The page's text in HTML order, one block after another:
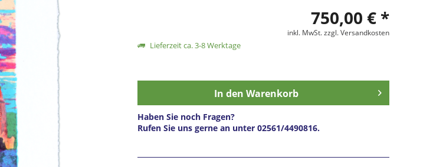
750,00 € *
inkl. MwSt.zzgl. Versandkosten
Lieferzeit ca. 3-8 Werktage
In den Warenkorb
Haben Sie noch Fragen?
Rufen Sie uns gerne an unter 02561/4490816.
Preis anfragen